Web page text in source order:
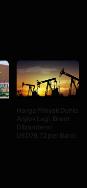
Harga Minyak Dunia
Anjlok Lagi, Brent
Dibanderol
USD78,72 per Barel